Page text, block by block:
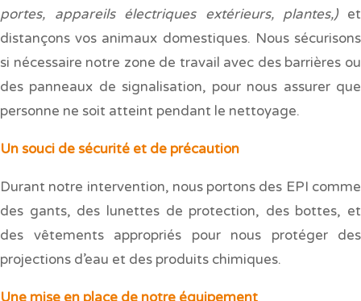
portes, appareils électriques extérieurs, plantes,)et
distançons vos animaux domestiques. Nous sécurisons
si nécessaire notre zone de travail avec des barrières ou
des panneaux de signalisation, pour nous assurer que
personne ne soit atteint pendant le nettoyage.
Un souci de sécurité et de précaution
Durant notre intervention, nous portons des EPI comme
des gants, des lunettes de protection, des bottes, et
des vêtements appropriés pour nous protéger des
projections d’eau et des produits chimiques.
Une mise en place de notre équipement